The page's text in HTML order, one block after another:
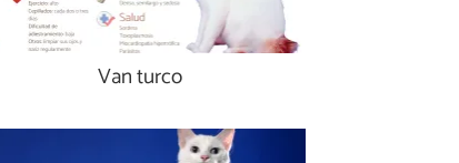
Van turco